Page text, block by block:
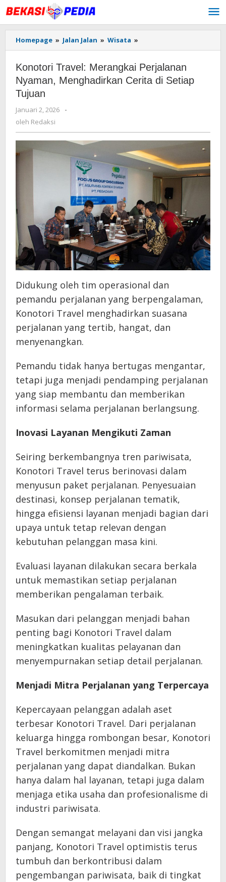
Lewati
ke
konten
Homepage » Jalan Jalan » Wisata »
Travel:
Perjalanan
Nyaman,
Menghadirkan
Konotori Travel: Merangkai Perjalanan
Nyaman, Menghadirkan Cerita di Setiap
Tujuan
Januari 2, 2026
oleh
-
oleh Redaksi
Didukung oleh tim operasional dan
pemandu perjalanan yang berpengalaman,
Konotori Travel menghadirkan suasana
perjalanan yang tertib, hangat, dan
menyenangkan.
Pemandu tidak hanya bertugas mengantar,
tetapi juga menjadi pendamping perjalanan
yang siap membantu dan memberikan
informasi selama perjalanan berlangsung.
Inovasi Layanan Mengikuti Zaman
Seiring berkembangnya tren pariwisata,
Konotori Travel terus berinovasi dalam
menyusun paket perjalanan. Penyesuaian
destinasi, konsep perjalanan tematik,
hingga efisiensi layanan menjadi bagian dari
upaya untuk tetap relevan dengan
kebutuhan pelanggan masa kini.
Evaluasi layanan dilakukan secara berkala
untuk memastikan setiap perjalanan
memberikan pengalaman terbaik.
Masukan dari pelanggan menjadi bahan
penting bagi Konotori Travel dalam
meningkatkan kualitas pelayanan dan
menyempurnakan setiap detail perjalanan.
Menjadi Mitra Perjalanan yang Terpercaya
Kepercayaan pelanggan adalah aset
terbesar Konotori Travel. Dari perjalanan
keluarga hingga rombongan besar, Konotori
Travel berkomitmen menjadi mitra
perjalanan yang dapat diandalkan. Bukan
hanya dalam hal layanan, tetapi juga dalam
menjaga etika usaha dan profesionalisme di
industri pariwisata.
Dengan semangat melayani dan visi jangka
panjang, Konotori Travel optimistis terus
tumbuh dan berkontribusi dalam
pengembangan pariwisata, baik di tingkat